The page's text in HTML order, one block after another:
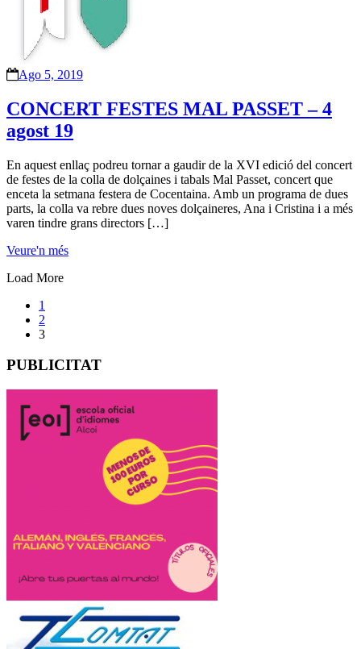
Ago 5, 2019
CONCERT FESTES MAL PASSET – 4
agost 19
En aquest enllaç podreu tornar a gaudir de la XVI edició del concert
de festes de la colla de dolçaines i tabals Mal Passet, concert que
enceta la setmana festera de Cocentaina. Amb un programa de dues
parts, la colla va rebre dues noves dolçaineres, Ana i Cristina i a més
varen tindre grans directors […]
Veure'n més
Load More
1
2
3
PUBLICITAT